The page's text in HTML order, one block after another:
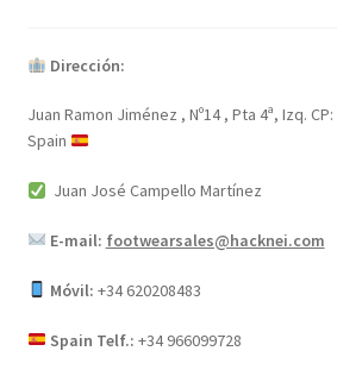
Dirección:
Juan Ramon Jiménez , Nº14 , Pta 4ª, Izq.
Spain
Juan José Campello Martínez
E-mail: footwearsales@hacknei.com
Móvil: +34 620208483
Spain Telf.: +34 966099728